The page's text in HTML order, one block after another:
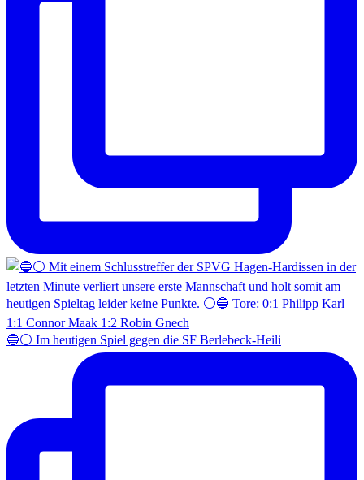
🔵⚪️ Im heutigen Spiel gegen die SF Berlebeck-Heili